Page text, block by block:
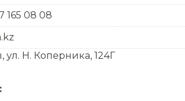
165 08 08
ул. Н. Коперника, 124Г